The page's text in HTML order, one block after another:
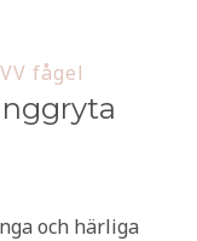
VV fågel
och härliga